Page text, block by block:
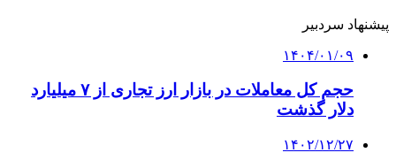
پیشنهاد سردبیر
۱۴۰۴/۰۱/۰۹
حجم کل معاملات در بازار ارز تجاری از ۷ میلیارد
دلار گذشت
۱۴۰۲/۱۲/۲۷